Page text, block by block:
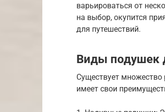
варьироваться от
на выбор, окупится
для путешествий.
Виды подушек
Существует
имеет свои